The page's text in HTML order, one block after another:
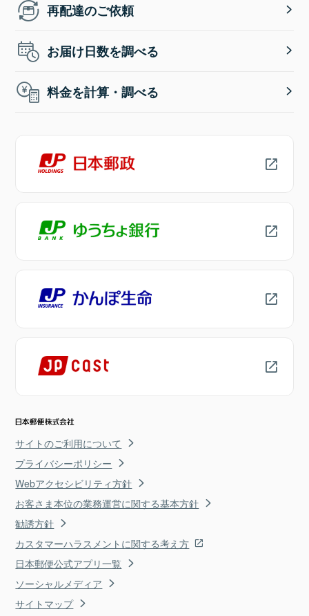
再配達のご依頼
お届け日数を調べる
料金を計算・調べる
サイトのご利用について
プライバシーポリシー
Webアクセシビリティ方針
お客さま本位の業務運営に関する基本方針
勧誘方針
カスタマーハラスメントに関する考え方
日本郵便公式アプリ一覧
ソーシャルメディア
サイトマップ